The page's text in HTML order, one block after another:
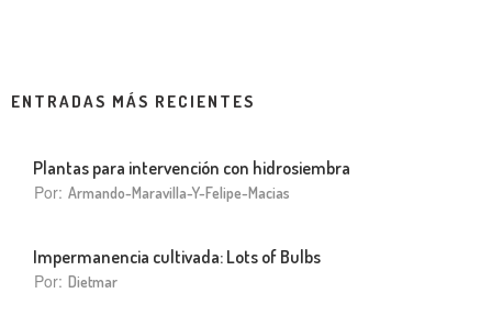
ENTRADAS MÁS RECIENTES
Plantas para intervención con hidrosiembra
Por: Armando-Maravilla-Y-Felipe-Macias
Impermanencia cultivada: Lots of Bulbs
Por: Dietmar